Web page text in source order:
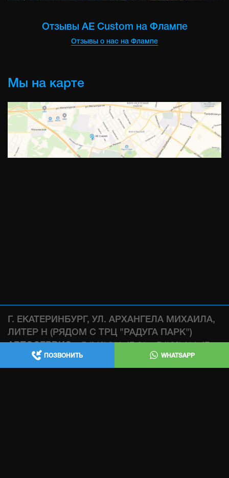
ПОЗВОНИТЬ WHATSAPP
Отзывы AE Custom на Флампе
Отзывы о нас на Флампе
Мы на карте
Г. ЕКАТЕРИНБУРГ, УЛ. АРХАНГЕЛА МИХАИЛА,
ЛИТЕР Н (РЯДОМ С ТРЦ "РАДУГА ПАРК")
WHATSAPP